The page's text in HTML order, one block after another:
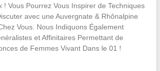
! Vous Pourrez Vous Inspirer de Techniques
avec une Auvergnate & Rhônalpine
Vous. Nous Indiquons Également
et Affinitaires Permettant de
de Femmes Vivant Dans le 01 !